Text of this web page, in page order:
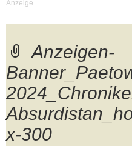
Anzeigen-
x-300